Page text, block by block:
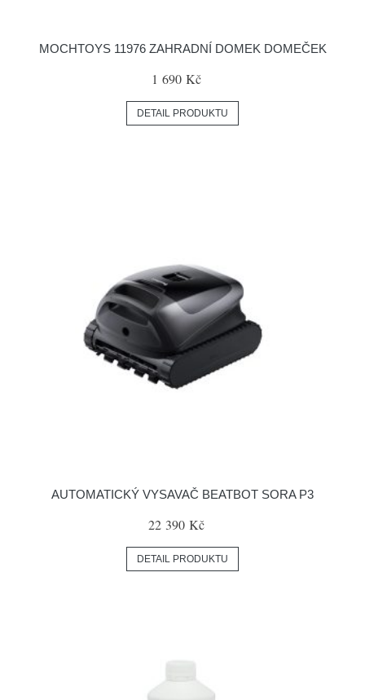
MOCHTOYS 11976 ZAHRADNÍ DOMEK DOMEČEK
1 690 Kč
DETAIL PRODUKTU
AUTOMATICKÝ VYSAVAČ BEATBOT SORA P3
22 390 Kč
DETAIL PRODUKTU